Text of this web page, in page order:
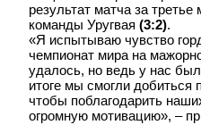
результат матча за
команды Уругвая (3:2).
«Я испытываю чувство
чемпионат мира на
удалось, но ведь у нас
итоге мы смогли
чтобы поблагодарить
огромную мотивацию», –